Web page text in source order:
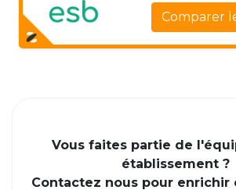
Comparer
Vous faites partie de
établissement ?
Contactez nous pour enrichir